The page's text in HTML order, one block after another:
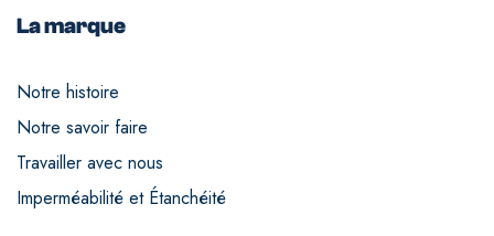
La marque
Notre histoire
Notre savoir faire
Travailler avec nous
Imperméabilité et Étanchéité